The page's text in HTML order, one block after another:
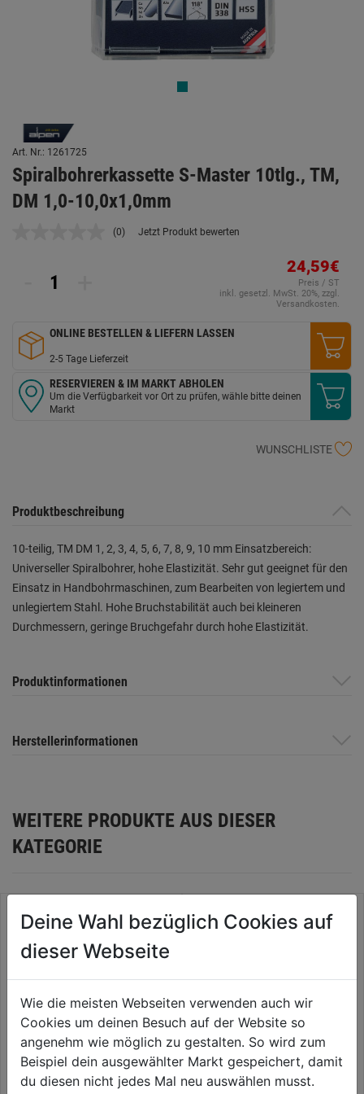
Art. Nr.: 1261725
Spiralbohrerkassette S-Master 10tlg., TM,
DM 1,0-10,0x1,0mm
Kein
(0) Jetzt Produkt bewerten
24,59€
Preis / ST
inkl. gesetzl. MwSt. 20%, zzgl.
Versandkosten.
ONLINE BESTELLEN & LIEFERN LASSEN
2-5 Tage Lieferzeit
RESERVIEREN & IM MARKT ABHOLEN
Um die Verfügbarkeit vor Ort zu prüfen, wähle bitte deinen
Markt
WUNSCHLISTE
Produktbeschreibung
10-teilig, TM DM 1, 2, 3, 4, 5, 6, 7, 8, 9, 10 mm Einsatzbereich:
Universeller Spiralbohrer, hohe Elastizität. Sehr gut geeignet für den
Einsatz in Handbohrmaschinen, zum Bearbeiten von legiertem und
unlegiertem Stahl. Hohe Bruchstabilität auch bei kleineren
Durchmessern, geringe Bruchgefahr durch hohe Elastizität.
Produktinformationen
Herstellerinformationen
WEITERE PRODUKTE AUS DIESER
KATEGORIE
Schweißpunktbohrer HSS ECo
Spiralbohrer HSS Sprint Master
Deine Wahl bezüglich Cookies auf
dieser Webseite
Wie die meisten Webseiten verwenden auch wir
Cookies um deinen Besuch auf der Website so
angenehm wie möglich zu gestalten. So wird zum
Beispiel dein ausgewählter Markt gespeichert, damit
du diesen nicht jedes Mal neu auswählen musst.